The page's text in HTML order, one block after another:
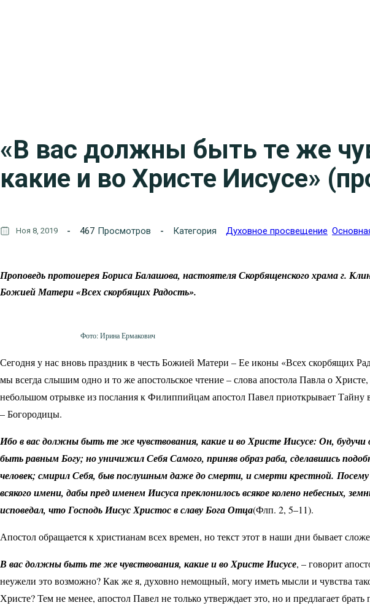
«В вас должны быть те же
какие и во Христе Иисусе»
Ноя 8, 2019 467 Просмотров Категория Духовное просвещение
Проповедь протоиерея Бориса Балашова, настоятеля Скорбященского храма г.
Божией Матери «Всех скорбящих Радость».
Фото: Ирина Ермакович
Сегодня у нас вновь праздник в честь Божией Матери – Ее иконы «Всех скорбящих
мы всегда слышим одно и то же апостольское чтение – слова апостола Павла о
небольшом отрывке из послания к Филиппийцам апостол Павел приоткрывает
– Богородицы.
Ибо в вас должны быть те же чувствования, какие и во Христе Иисусе: Он,
быть равным Богу; но уничижил Себя Самого, приняв образ раба, сделавшись
человек; смирил Себя, быв послушным даже до смерти, и смерти крестной.
всякого имени, дабы пред именем Иисуса преклонилось всякое колено небесных,
исповедал, что Господь Иисус Христос в славу Бога Отца(Флп. 2, 5–11).
Апостол обращается к христианам всех времен, но текст этот в наши дни бывает
В вас должны быть те же чувствования, какие и во Христе Иисусе, – говорит
неужели это возможно? Как же я, духовно немощный, могу иметь мысли и чувства
Христе? Тем не менее, апостол Павел не только утверждает это, но и предлагает